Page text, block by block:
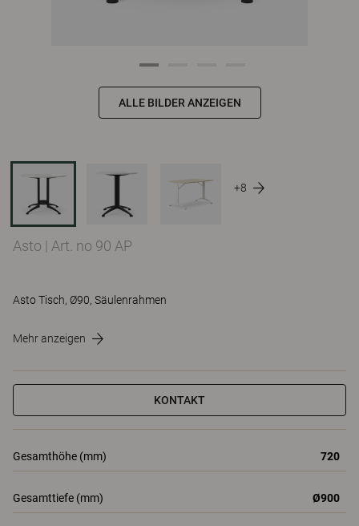
ALLE BILDER ANZEIGEN
+8
Asto | Art. no 90 AP
Asto Tisch, Ø90, Säulenrahmen
Mehr anzeigen
KONTAKT
Gesamthöhe (mm) 720
Gesamttiefe (mm) Ø900